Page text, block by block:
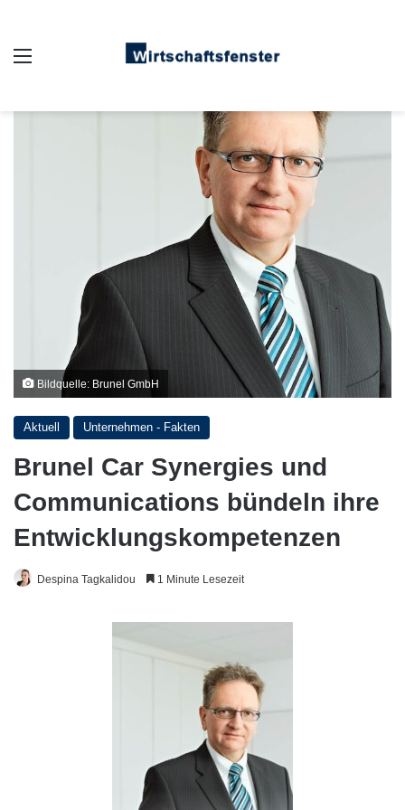
Bildquelle: Brunel GmbH
Aktuell Unternehmen - Fakten
Brunel Car Synergies und
Communications bündeln ihre
Entwicklungskompetenzen
Despina Tagkalidou 1 Minute Lesezeit